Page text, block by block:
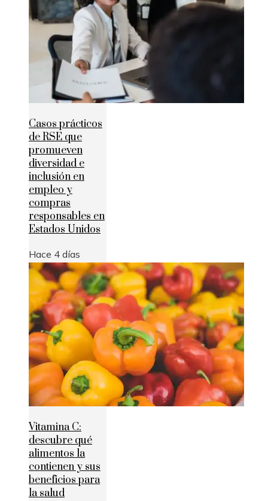
Casos prácticos
de RSE que
promueven
diversidad e
inclusión en
empleo y
compras
responsables en
Estados Unidos
Hace 4 días
Vitamina C:
descubre qué
alimentos la
contienen y sus
beneficios para
la salud